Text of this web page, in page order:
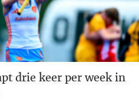
drie keer per week in